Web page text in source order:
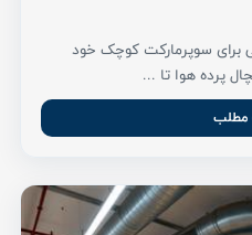
برای سوپرمارکت کوچک خود
پرده هوا تا ...
مطلب